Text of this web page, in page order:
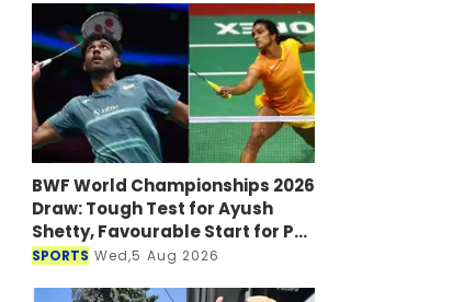
conference alongside Sheikh Hasi
BWF World Championships 2026
Draw: Tough Test for Ayush
Shetty, Favourable Start for PV
Sindhu
SPORTS Wed,5 Aug 2026